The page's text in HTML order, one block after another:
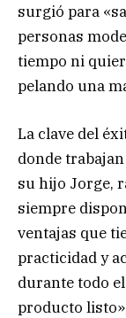
surgió para
personas
tiempo ni
pelando una
La clave del
donde
su hijo Jorge,
siempre
ventajas que
practicidad y
durante todo
producto